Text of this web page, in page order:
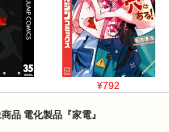
¥792
品 電化製品『家電』